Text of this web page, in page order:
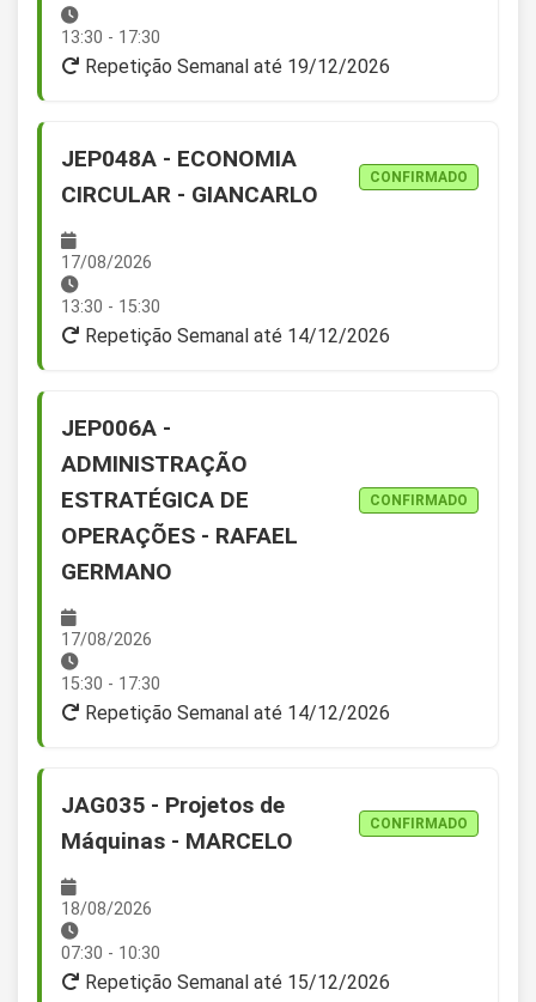
13:30 - 17:30
Repetição Semanal até 19/12/2026
JEP048A - ECONOMIA
CIRCULAR - GIANCARLO
CONFIRMADO
17/08/2026
13:30 - 15:30
Repetição Semanal até 14/12/2026
JEP006A -
ADMINISTRAÇÃO
ESTRATÉGICA DE
OPERAÇÕES - RAFAEL
GERMANO
CONFIRMADO
17/08/2026
15:30 - 17:30
Repetição Semanal até 14/12/2026
JAG035 - Projetos de
Máquinas - MARCELO
CONFIRMADO
18/08/2026
07:30 - 10:30
Repetição Semanal até 15/12/2026